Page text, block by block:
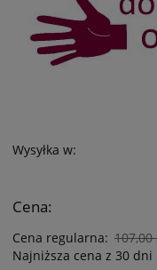
Wysyłka w:
Cena:
Cena regularna: 107,00
Najniższa cena z 30